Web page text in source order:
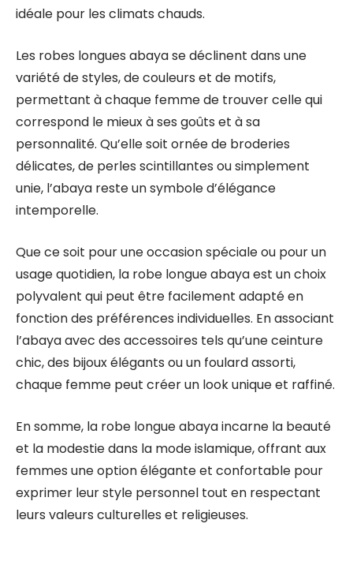
idéale pour les climats chauds.
Les robes longues abaya se déclinent dans une
variété de styles, de couleurs et de motifs,
permettant à chaque femme de trouver celle qui
correspond le mieux à ses goûts et à sa
personnalité. Qu’elle soit ornée de broderies
délicates, de perles scintillantes ou simplement
unie, l’abaya reste un symbole d’élégance
intemporelle.
Que ce soit pour une occasion spéciale ou pour un
usage quotidien, la robe longue abaya est un choix
polyvalent qui peut être facilement adapté en
fonction des préférences individuelles. En associant
l’abaya avec des accessoires tels qu’une ceinture
chic, des bijoux élégants ou un foulard assorti,
chaque femme peut créer un look unique et raffiné.
En somme, la robe longue abaya incarne la beauté
et la modestie dans la mode islamique, offrant aux
femmes une option élégante et confortable pour
exprimer leur style personnel tout en respectant
leurs valeurs culturelles et religieuses.